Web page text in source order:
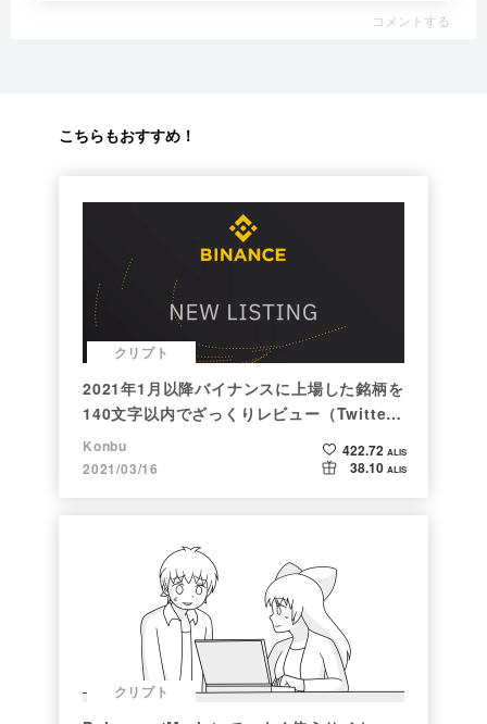
コメントする
こちらもおすすめ！
クリプト
2021年1月以降バイナンスに上場した銘柄を
140文字以内でざっくりレビュー（Twitter
向け情報まとめ）
Konbu
2021/03/16
422.72 ALIS
38.10 ALIS
クリプト